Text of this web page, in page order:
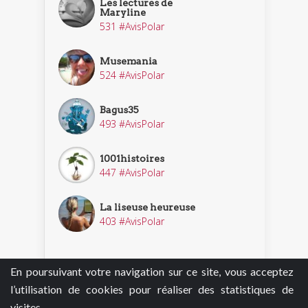
En poursuivant votre navigation sur ce site, vous acceptez
l’utilisation de cookies pour réaliser des statistiques de
Les lectures de
Maryline
531 #AvisPolar
Musemania
524 #AvisPolar
Bagus35
493 #AvisPolar
1001histoires
447 #AvisPolar
La liseuse heureuse
403 #AvisPolar
Découvrir nos enquêteurs